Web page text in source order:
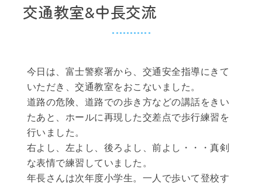
交通教室&中長交流
今日は、富士警察署から、交通安全指導にきて
いただき、交通教室をおこないました。
道路の危険、道路での歩き方などの講話をきい
たあと、ホールに再現した交差点で歩行練習を
行いました。
右よし、左よし、後ろよし、前よし・・・真剣
な表情で練習していました。
年長さんは次年度小学生。一人で歩いて登校す